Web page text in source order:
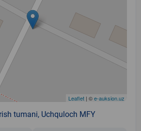
Leaflet | ©e-auksion.uz
tumani, Uchquloch MFY